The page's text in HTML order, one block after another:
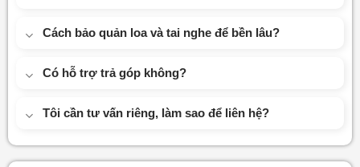
Cách bảo quản loa và tai nghe để bền lâu?
Có hỗ trợ trả góp không?
Tôi cần tư vấn riêng, làm sao để liên hệ?